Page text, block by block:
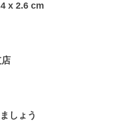
x 2.6 cm
しょう